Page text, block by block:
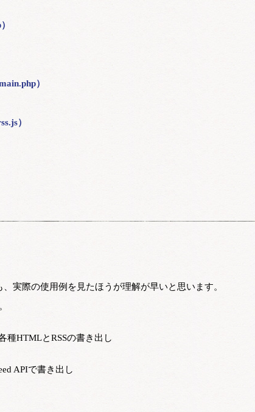
）
）
実際の使用例を見たほうが理解が早いと思います。
種HTMLとRSSの書き出し
APIで書き出し